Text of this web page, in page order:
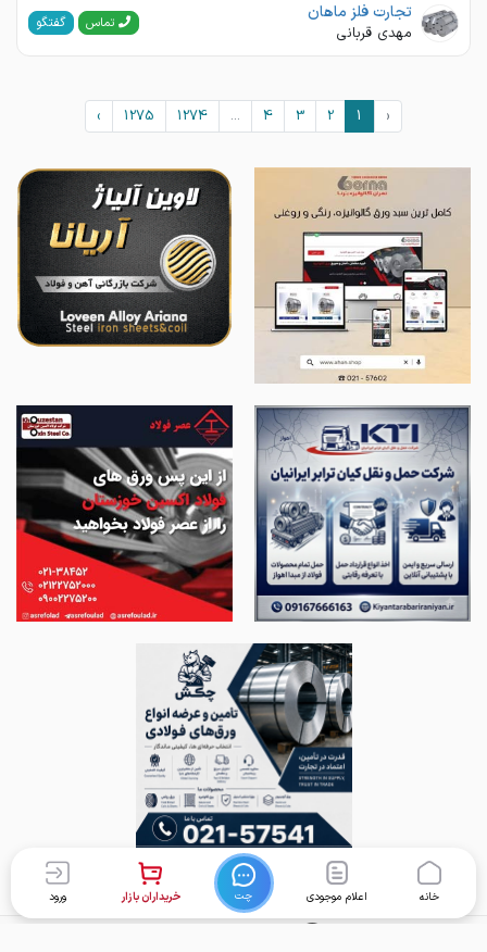
تجارت فلز ماهان
مهدی قربانی تماس گفتگو
‹
1
2
3
4
...
1274
1275
›
خانه اعلام موجودی چت خریداران بازار ورود